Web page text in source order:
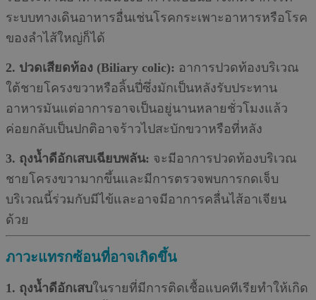
ระบบทางเดินอาหารอื่นเช่นโรคกระเพาะอาหารหรือโรค
ของลำไส้ใหญ่ก็ได้
2. ปวดเสียดท้อง (Biliary colic): อาการปวดท้องบริเวณ
ใต้ชายโครงขวาหรือลิ้นปี่ซึ่งมักเป็นหลังรับประทาน
อาหารมันแต่อาการอาจเป็นอยู่นานหลายชั่วโมงแล้ว
ค่อยกลับเป็นปกติอาจร้าวไปสะบักขวาหรือที่หลัง
3. ถุงนํ้าดีอักเสบเฉียบพลัน: จะมีอาการปวดท้องบริเวณ
ชายโครงขวามากขึ้นและมีการตรวจพบการกดเจ็บ
บริเวณนี้ร่วมกับมีไข้และอาจมีอาการคลื่นไส้อาเจียน
ด้วย
ภาวะแทรกซ้อนที่อาจเกิดขึ้น
1. ถุงนํ้าดีอักเสบในรายที่มีการติดเชื้อแบคทีเรียทำให้เกิด